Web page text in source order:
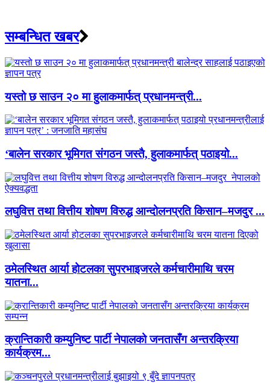
सम्बन्धित खबर
यस्तो छ साउन २० मा हुलाकमार्फत् प्रधानमन्त्री...
‘बालेन सरकार भूमिगत संगठन जस्तै, हुलाकमार्फत् पठाइयो...
लघुवित्त तथा वित्तीय शोषण विरुद्ध आन्दोलनप्रति किसान–मजदुर ...
ठमेलस्थित आर्या होटलका सुपरभाइजरले कर्मचारीमाथि चरम
यातना...
क्रान्तिकारी कम्युनिष्ट पार्टी नेपालको जनतासँग अन्तरक्रिया
कार्यक्रम...